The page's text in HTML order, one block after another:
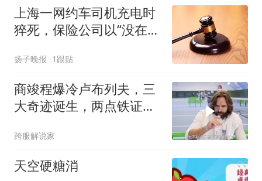
上海一网约车司机充电时
猝死，保险公司以“没在开
责任范围，赔款60万元
扬子晚报 1跟贴
商竣程爆冷卢布列夫，三
大奇迹诞生，两点铁证打
跨服解说家
天空硬糖消